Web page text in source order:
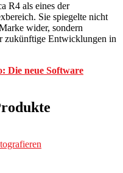
R4 als eines der
Sie spiegelte nicht
wider, sondern
zukünftige Entwicklungen in
Die neue Software